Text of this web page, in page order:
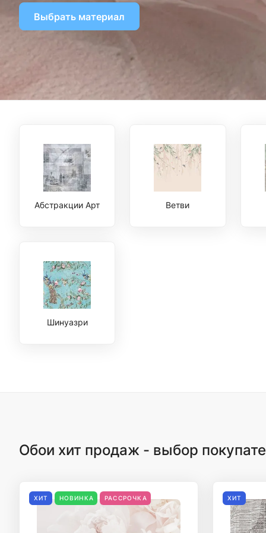
Выбрать материал
Абстракции Арт Ветви
Шинуазри
Обои хит продаж - выбор
ХИТ НОВИНКА РАССРОЧКА ХИТ